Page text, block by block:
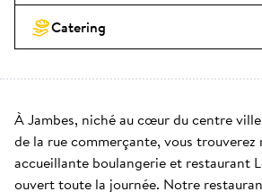
Catering
À Jambes, niché au cœur du centre
de la rue commerçante, vous
accueillante boulangerie et restaurant
ouvert toute la journée. Notre